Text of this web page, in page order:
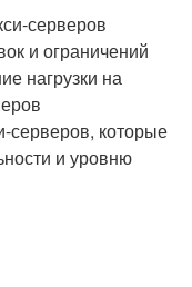
серверов
и ограничений
нагрузки на
серверов, которые
и уровню